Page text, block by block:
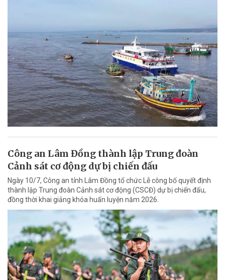
Công an Lâm Đồng thành lập Trung đoàn
Cảnh sát cơ động dự bị chiến đấu
Ngày 10/7, Công an tỉnh Lâm Đồng tổ chức Lễ công bố quyết định
thành lập Trung đoàn Cảnh sát cơ động (CSCĐ) dự bị chiến đấu,
đồng thời khai giảng khóa huấn luyện năm 2026.